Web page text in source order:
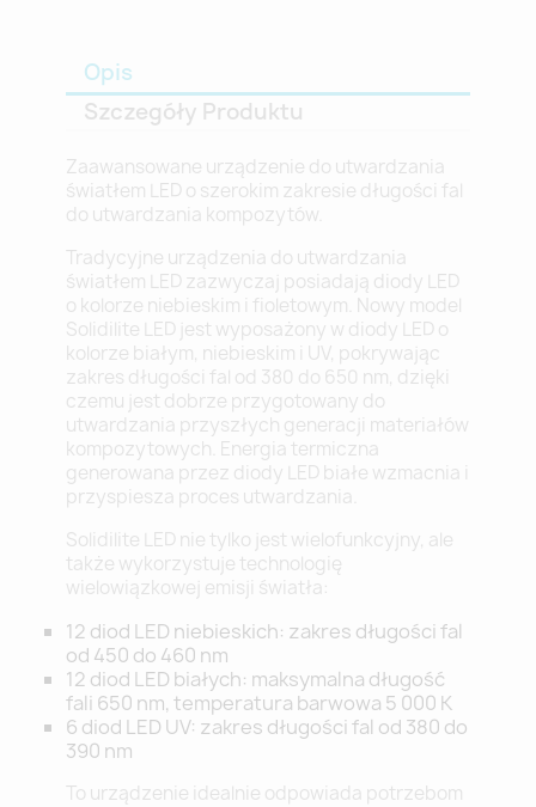
Opis
Szczegóły Produktu
Zaawansowane urządzenie do utwardzania
światłem LED o szerokim zakresie długości fal
do utwardzania kompozytów.
Tradycyjne urządzenia do utwardzania
światłem LED zazwyczaj posiadają diody LED
o kolorze niebieskim i fioletowym. Nowy model
Solidilite LED jest wyposażony w diody LED o
kolorze białym, niebieskim i UV, pokrywając
zakres długości fal od 380 do 650 nm, dzięki
czemu jest dobrze przygotowany do
utwardzania przyszłych generacji materiałów
kompozytowych. Energia termiczna
generowana przez diody LED białe wzmacnia i
przyspiesza proces utwardzania.
Solidilite LED nie tylko jest wielofunkcyjny, ale
także wykorzystuje technologię
wielowiązkowej emisji światła:
12 diod LED niebieskich: zakres długości fal
od 450 do 460 nm
12 diod LED białych: maksymalna długość
fali 650 nm, temperatura barwowa 5 000 K
6 diod LED UV: zakres długości fal od 380 do
390 nm
To urządzenie idealnie odpowiada potrzebom